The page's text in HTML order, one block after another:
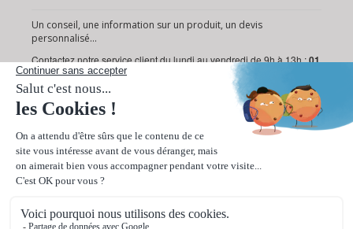
Un conseil, une information sur un produit, un devis
personnalisé...
Contactez notre service client du lundi au vendredi de 9h à 13h :01
72 95 18 19
Ou via notreformulaire de contact
Paiement sécurisé